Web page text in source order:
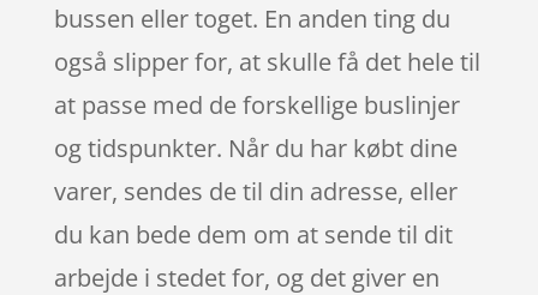
bussen eller toget. En anden ting du
også slipper for, at skulle få det hele til
at passe med de forskellige buslinjer
og tidspunkter. Når du har købt dine
varer, sendes de til din adresse, eller
du kan bede dem om at sende til dit
arbejde i stedet for, og det giver en